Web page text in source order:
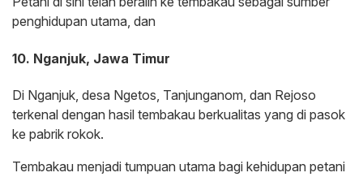
penghidupan utama, dan
10. Nganjuk, Jawa Timur
Di Nganjuk, desa Ngetos, Tanjunganom, dan Rejoso
terkenal dengan hasil tembakau berkualitas yang di pasok
ke pabrik rokok.
Tembakau menjadi tumpuan utama bagi kehidupan petani